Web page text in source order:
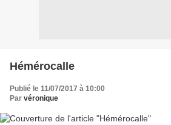
Hémérocalle
Publié le 11/07/2017 à 10:00
Par véronique